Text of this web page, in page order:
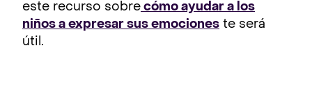
este recurso sobre cómo ayudar a los
niños a expresar sus emociones te será
útil.